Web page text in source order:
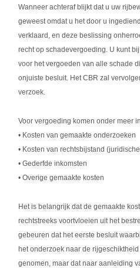
Wanneer achteraf blijkt dat u uw
geweest omdat u het door u
verklaard, en deze beslissing
recht op schadevergoeding. U kunt
voor het vergoeden van alle schade
onjuiste besluit. Het CBR zal
verzoek.
Voor vergoeding komen onder meer
• Kosten van gemaakte onderzoeken
• Kosten van rechtsbijstand
• Gederfde inkomsten
• Overige gemaakte kosten
Het is belangrijk dat de gemaakte
rechtstreeks voortvloeien uit het
gebeuren dat het eerste besluit
het onderzoek naar de
genomen, maar dat naar aanleiding